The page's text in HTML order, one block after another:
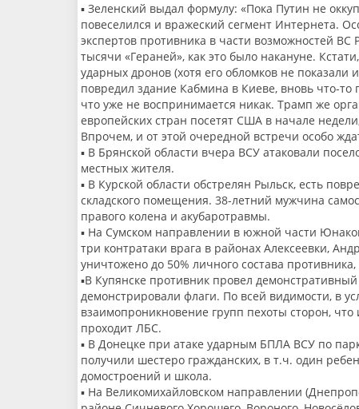
▪️ Зеленский выдал формулу: «Пока Путин не
повеселился и вражеский сегмент Интернета.
экспертов противника в части возможностей ВС
тысячи «Гераней», как это было накануне.
ударных дронов (хотя его обломков не
повредил здание Кабмина в Киеве, вновь что-то
что уже не воспринимается никак. Трамп же
европейских стран посетят США в начале
Впрочем, и от этой очередной встречи особо
▪️ В Брянской области вчера ВСУ атаковали
местных жителя.
▪️ В Курской области обстрелян Рыльск, есть
складского помещения. 38-летний мужчина
правого колена и акубаротравмы.
▪️ На Сумском направлении в южной части
три контратаки врага в районах Алексеевки,
уничтожено до 50% личного состава
▪️В Купянске противник провел
демонстрировали флаги. По всей видимости, в
взаимопроникновение групп пехоты сторон,
проходит ЛБС.
▪️ В Донецке при атаке ударным БПЛА ВСУ по
получили шестеро гражданских, в т.ч. один
домостроений и школа.
▪️ На Великомихайловском направлении